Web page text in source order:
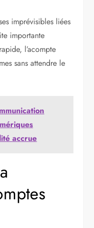
imprévisibles liées
importante
l’acompte
sans attendre le
accrue